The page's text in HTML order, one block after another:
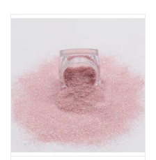
de kleur en intensiteit van het
een perfecte weergave van
minder snel vermoeid raken
kunt u met de draaibare kop
licht optimaal aanpassen aan
op dat moment uitvoert.
Brede
Dankzij de aanzienlijke